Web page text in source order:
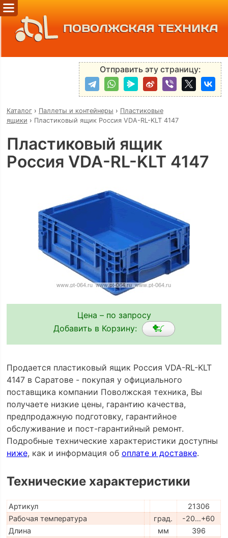
ПОВОЛЖСКАЯ ТЕХНИКА
Отправить эту страницу:
Каталог› Паллеты и контейнеры › Пластиковые
ящики › Пластиковый ящик Россия VDA-RL-KLT 4147
Пластиковый ящик
Россия VDA-RL-KLT 4147
Цена – по запросу
Добавить в Корзину:
Продается пластиковый ящик Россия VDA-RL-KLT
4147 в Саратове - покупая у официального
поставщика компании Поволжская техника, Вы
получаете низкие цены, гарантию качества,
предпродажную подготовку, гарантийное
обслуживание и пост-гарантийный ремонт.
Подробные технические характеристики доступны
ниже, как и информация об оплате и доставке.
Технические характеристики
Артикул
21306
Рабочая температура
град.
-20…+60
Длина
мм
396